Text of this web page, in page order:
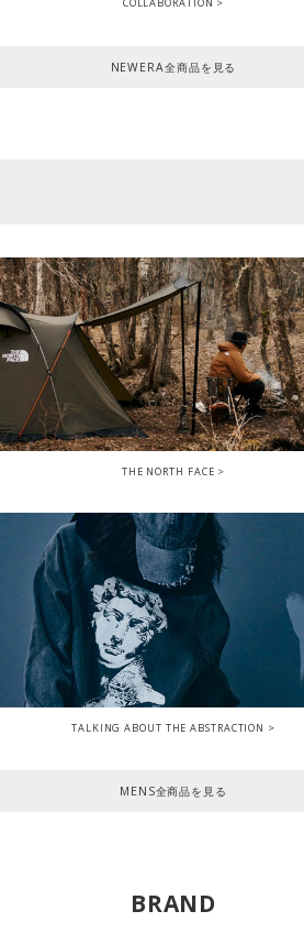
COLLABORATION
NEWERA全商品を見る
THE NORTH FACE
TALKING ABOUT THE ABSTRACTION
MENS全商品を見る
BRAND